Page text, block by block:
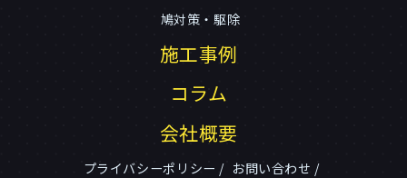
鳩対策・駆除
施工事例
コラム
会社概要
プライバシーポリシー お問い合わせ